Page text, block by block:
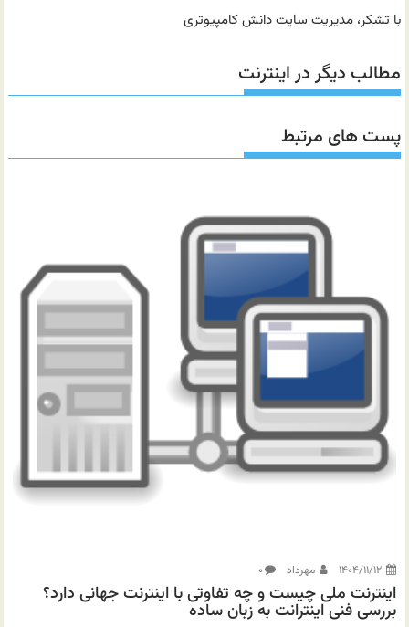
با تشکر، مدیریت سایت دانش کامپیوتری
مطالب دیگر در اینترنت
پست های مرتبط
۱۴۰۴/۱۱/۱۲ مهرداد ۰
اینترنت ملی چیست و چه تفاوتی با اینترنت جهانی دارد؟
بررسی فنی اینترانت به زبان ساده